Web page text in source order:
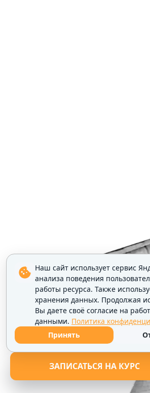
ЗАПИСАТЬСЯ НА КУРС
Наш сайт использует сервис
анализа поведения
работы ресурса. Также
хранения данных. Продолжая
Вы даете своё согласие на
данными. Политика
Принять